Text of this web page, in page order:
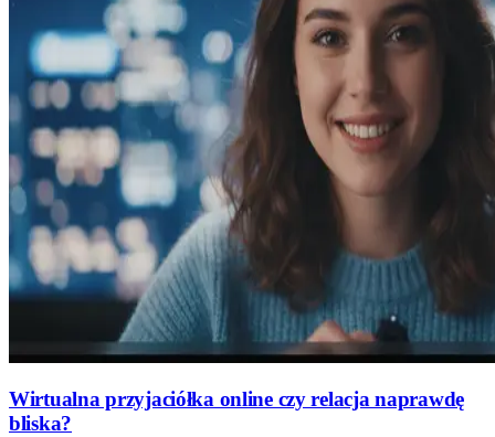
Wirtualna przyjaciółka online czy relacja naprawdę
bliska?